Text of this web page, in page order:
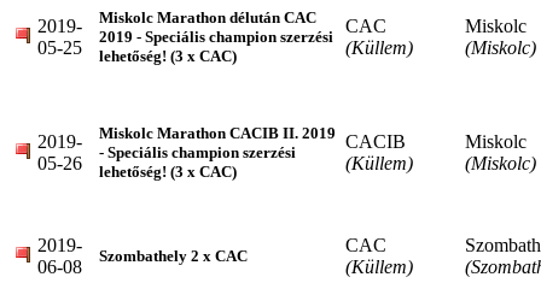
2019-
05-25
Miskolc Marathon délután CAC
2019 - Speciális champion szerzési
lehetőség! (3 x CAC)
CAC
(Küllem)
Miskolc
(Miskolc)
2019-
05-26
Miskolc Marathon CACIB II. 2019
- Speciális champion szerzési
lehetőség! (3 x CAC)
CACIB
(Küllem)
Miskolc
(Miskolc)
2019-
06-08
Szombathely 2 x CAC
CAC
(Küllem)